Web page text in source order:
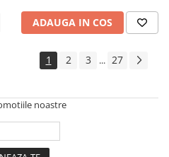
ADAUGA IN COS
1 2 3 ... 27
noastre